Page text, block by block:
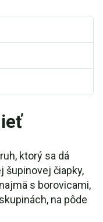
ktorý sa dá
šupinovej čiapky,
s borovicami,
na pôde